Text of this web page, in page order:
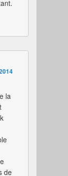
la
de